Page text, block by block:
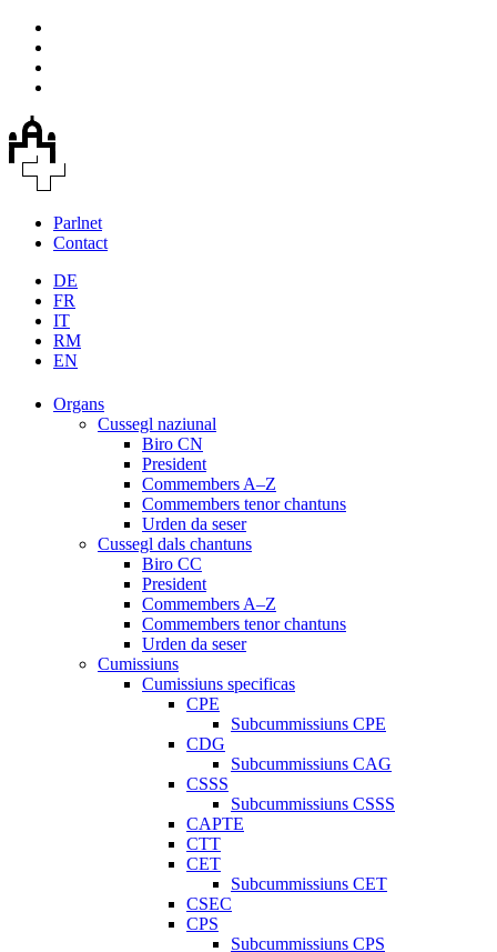
Parlnet
Contact
DE
FR
IT
RM
EN
Organs
Cussegl naziunal
Biro CN
President
Commembers A–Z
Commembers tenor chantuns
Urden da seser
Cussegl dals chantuns
Biro CC
President
Commembers A–Z
Commembers tenor chantuns
Urden da seser
Cumissiuns
Cumissiuns specificas
CPE
Subcummissiuns CPE
CDG
Subcummissiuns CAG
CSSS
Subcummissiuns CSSS
CAPTE
CTT
CET
Subcummissiuns CET
CSEC
CPS
Subcummissiuns CPS